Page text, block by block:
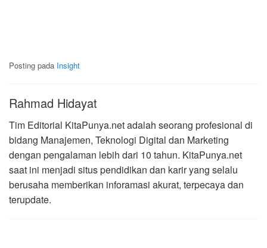
Posting pada Insight
Rahmad Hidayat
Tim Editorial KitaPunya.net adalah seorang profesional di
bidang Manajemen, Teknologi Digital dan Marketing
dengan pengalaman lebih dari 10 tahun. KitaPunya.net
saat ini menjadi situs pendidikan dan karir yang selalu
berusaha memberikan inforamasi akurat, terpecaya dan
terupdate.